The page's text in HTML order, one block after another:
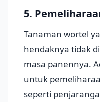
5.
Tanaman wortel
hendaknya tidak
masa panennya.
untuk
seperti